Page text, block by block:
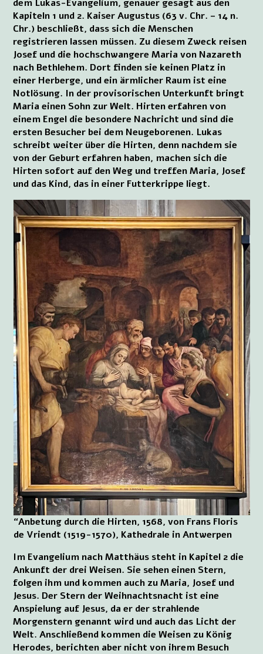
dem Lukas-Evangelium, genauer gesagt aus den
Kapiteln 1 und 2. Kaiser Augustus (63 v. Chr. – 14 n.
Chr.) beschließt, dass sich die Menschen
registrieren lassen müssen. Zu diesem Zweck reisen
Josef und die hochschwangere Maria von Nazareth
nach Bethlehem. Dort finden sie keinen Platz in
einer Herberge, und ein ärmlicher Raum ist eine
Notlösung. In der provisorischen Unterkunft bringt
Maria einen Sohn zur Welt. Hirten erfahren von
einem Engel die besondere Nachricht und sind die
ersten Besucher bei dem Neugeborenen. Lukas
schreibt weiter über die Hirten, denn nachdem sie
von der Geburt erfahren haben, machen sich die
Hirten sofort auf den Weg und treffen Maria, Josef
und das Kind, das in einer Futterkrippe liegt.
“Anbetung durch die Hirten, 1568, von Frans Floris
de Vriendt (1519-1570), Kathedrale in Antwerpen
Im Evangelium nach Matthäus steht in Kapitel 2 die
Ankunft der drei Weisen. Sie sehen einen Stern,
folgen ihm und kommen auch zu Maria, Josef und
Jesus. Der Stern der Weihnachtsnacht ist eine
Anspielung auf Jesus, da er der strahlende
Morgenstern genannt wird und auch das Licht der
Welt. Anschließend kommen die Weisen zu König
Herodes, berichten aber nicht von ihrem Besuch